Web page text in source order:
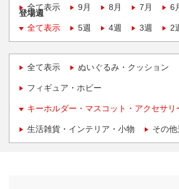
全て表示
9月 8月 7月 6
登場週
全て表示
5週 4週 3週 2
全て表示 ぬいぐるみ・クッション
フィギュア・ホビー
キーホルダー・マスコット・アクセサリ
生活雑貨・インテリア・小物 その他